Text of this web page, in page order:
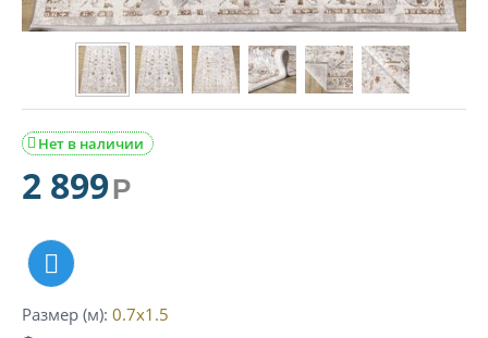
Нет в наличии

2 899Р
Размер (м) 0.7x1.5